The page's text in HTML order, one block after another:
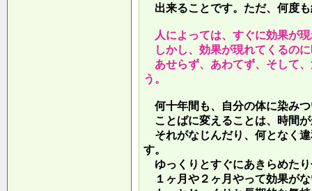
出来ることです。ただ、何度
人によっては、すぐに効果が
しかし、効果が現れてくるの
あせらず、あわてず、そして
う。
何十年間も、自分の体に染み
ことばに変えることは、時間
それがなじんだり、何となく
す。
ゆっくりとすぐにあきらめた
１ヶ月や２ヶ月やって効果が